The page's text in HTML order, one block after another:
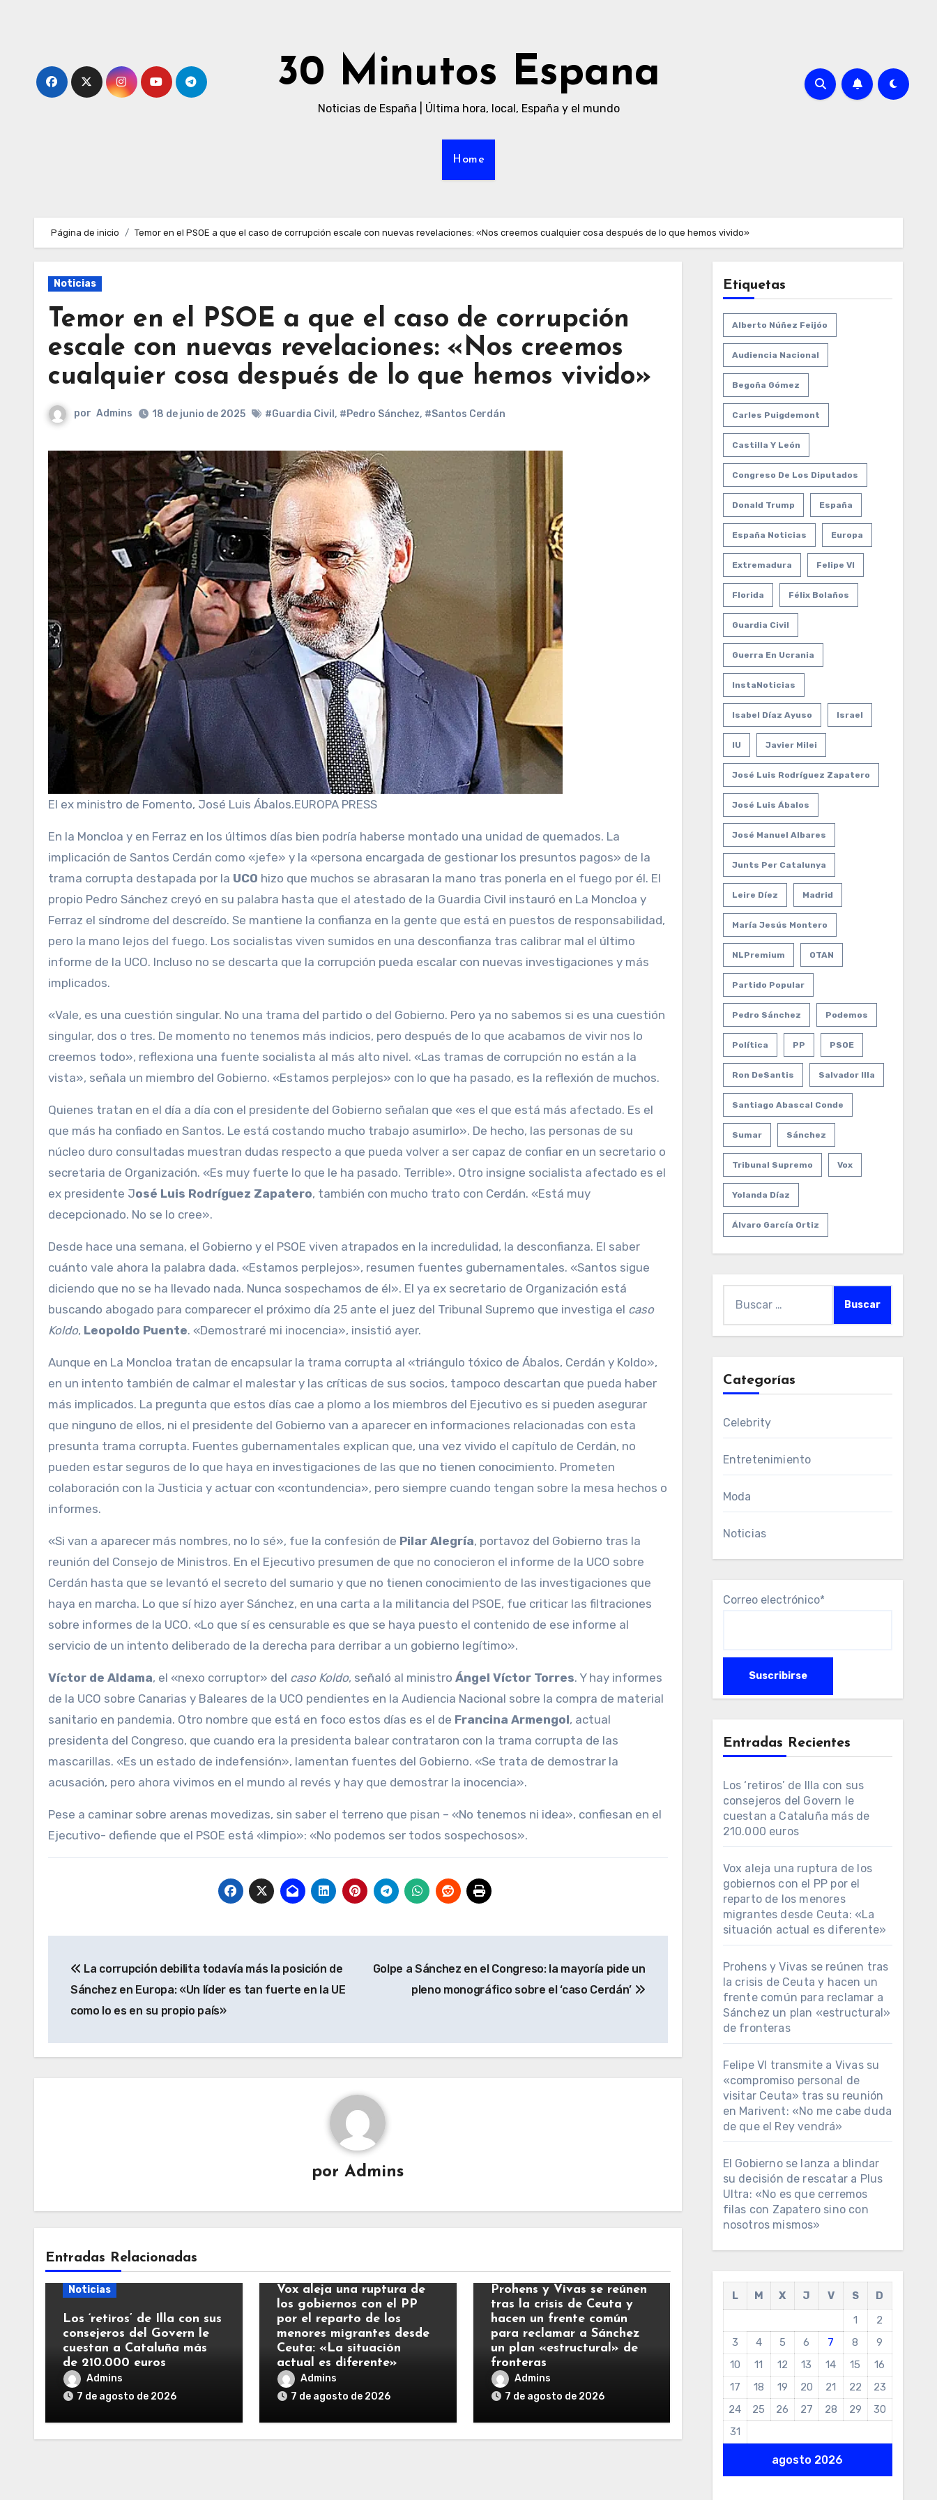
30 Minutos Espana
Noticias de España | Última hora, local, España y el mundo
Home
Página de inicio Temor en el PSOE a que el caso de corrupción escale con nuevas revelaciones: «Nos creemos cualquier cosa después de lo que hemos vivido»
Noticias
Temor en el PSOE a que el caso de corrupción
escale con nuevas revelaciones: «Nos creemos
cualquier cosa después de lo que hemos vivido»
por Admins 18 de junio de 2025 #Guardia Civil , #Pedro Sánchez, #Santos Cerdán
El ex ministro de Fomento, José Luis Ábalos.EUROPA PRESS
En la Moncloa y en Ferraz en los últimos días bien podría haberse montado una unidad de quemados. La
implicación de Santos Cerdán como «jefe» y la «persona encargada de gestionar los presuntos pagos» de la
trama corrupta destapada por la UCO hizo que muchos se abrasaran la mano tras ponerla en el fuego por él. El
propio Pedro Sánchez creyó en su palabra hasta que el atestado de la Guardia Civil instauró en La Moncloa y
Ferraz el síndrome del descreído. Se mantiene la confianza en la gente que está en puestos de responsabilidad,
pero la mano lejos del fuego. Los socialistas viven sumidos en una desconfianza tras calibrar mal el último
informe de la UCO. Incluso no se descarta que la corrupción pueda escalar con nuevas investigaciones y más
implicados.
«Vale, es una cuestión singular. No una trama del partido o del Gobierno. Pero ya no sabemos si es una cuestión
singular, dos o tres. De momento no tenemos más indicios, pero después de lo que acabamos de vivir nos lo
creemos todo», reflexiona una fuente socialista al más alto nivel. «Las tramas de corrupción no están a la
vista», señala un miembro del Gobierno. «Estamos perplejos» con lo que ha pasado, es la reflexión de muchos.
Quienes tratan en el día a día con el presidente del Gobierno señalan que «es el que está más afectado. Es el
que más ha confiado en Santos. Le está costando mucho trabajo asumirlo». De hecho, las personas de su
núcleo duro consultadas muestran dudas respecto a que pueda volver a ser capaz de confiar en un secretario o
secretaria de Organización. «Es muy fuerte lo que le ha pasado. Terrible». Otro insigne socialista afectado es el
ex presidente José Luis Rodríguez Zapatero, también con mucho trato con Cerdán. «Está muy
decepcionado. No se lo cree».
Desde hace una semana, el Gobierno y el PSOE viven atrapados en la incredulidad, la desconfianza. El saber
cuánto vale ahora la palabra dada. «Estamos perplejos», resumen fuentes gubernamentales. «Santos sigue
diciendo que no se ha llevado nada. Nunca sospechamos de él». El ya ex secretario de Organización está
buscando abogado para comparecer el próximo día 25 ante el juez del Tribunal Supremo que investiga el caso
Koldo, Leopoldo Puente. «Demostraré mi inocencia», insistió ayer.
Aunque en La Moncloa tratan de encapsular la trama corrupta al «triángulo tóxico de Ábalos, Cerdán y Koldo»,
en un intento también de calmar el malestar y las críticas de sus socios, tampoco descartan que pueda haber
más implicados. La pregunta que estos días cae a plomo a los miembros del Ejecutivo es si pueden asegurar
que ninguno de ellos, ni el presidente del Gobierno van a aparecer en informaciones relacionadas con esta
presunta trama corrupta. Fuentes gubernamentales explican que, una vez vivido el capítulo de Cerdán, no
pueden estar seguros de lo que haya en investigaciones de las que no tienen conocimiento. Prometen
colaboración con la Justicia y actuar con «contundencia», pero siempre cuando tengan sobre la mesa hechos o
informes.
«Si van a aparecer más nombres, no lo sé», fue la confesión de Pilar Alegría, portavoz del Gobierno tras la
reunión del Consejo de Ministros. En el Ejecutivo presumen de que no conocieron el informe de la UCO sobre
Cerdán hasta que se levantó el secreto del sumario y que no tienen conocimiento de las investigaciones que
haya en marcha. Lo que sí hizo ayer Sánchez, en una carta a la militancia del PSOE, fue criticar las filtraciones
sobre informes de la UCO. «Lo que sí es censurable es que se haya puesto el contenido de ese informe al
servicio de un intento deliberado de la derecha para derribar a un gobierno legítimo».
Víctor de Aldama, el «nexo corruptor» del caso Koldo, señaló al ministro Ángel Víctor Torres. Y hay informes
de la UCO sobre Canarias y Baleares de la UCO pendientes en la Audiencia Nacional sobre la compra de material
sanitario en pandemia. Otro nombre que está en foco estos días es el de Francina Armengol, actual
presidenta del Congreso, que cuando era la presidenta balear contrataron con la trama corrupta de las
mascarillas. «Es un estado de indefensión», lamentan fuentes del Gobierno. «Se trata de demostrar la
acusación, pero ahora vivimos en el mundo al revés y hay que demostrar la inocencia».
Pese a caminar sobre arenas movedizas, sin saber el terreno que pisan – «No tenemos ni idea», confiesan en el
Ejecutivo- defiende que el PSOE está «limpio»: «No podemos ser todos sospechosos».
de
entradas
La corrupción debilita todavía más la posición de
Sánchez en Europa: «Un líder es tan fuerte en la UE
como lo es en su propio país»
Golpe a Sánchez en el Congreso: la mayoría pide un
pleno monográfico sobre el ‘caso Cerdán’
porAdmins
Entradas Relacionadas
Noticias
Los ‘retiros’ de Illa con sus
consejeros del Govern le
cuestan a Cataluña más
de 210.000 euros
Admins
7 de agosto de 2026
Vox aleja una ruptura de
los gobiernos con el PP
por el reparto de los
menores migrantes desde
Ceuta: «La situación
actual es diferente»
Admins
7 de agosto de 2026
Prohens y Vivas se reúnen
tras la crisis de Ceuta y
hacen un frente común
para reclamar a Sánchez
un plan «estructural» de
fronteras
Admins
7 de agosto de 2026
Etiquetas
Alberto Núñez Feijóo
Audiencia Nacional
Begoña Gómez
Carles Puigdemont
Castilla Y León
Congreso De Los Diputados
Donald Trump España
España Noticias Europa
Extremadura Felipe VI
Florida Félix Bolaños
Guardia Civil
Guerra En Ucrania
InstaNoticias
Isabel Díaz Ayuso Israel
IU Javier Milei
José Luis Rodríguez Zapatero
José Luis Ábalos
José Manuel Albares
Junts Per Catalunya
Leire Díez Madrid
María Jesús Montero
NLPremium OTAN
Partido Popular
Pedro Sánchez Podemos
Política PP PSOE
Ron DeSantis Salvador Illa
Santiago Abascal Conde
Sumar Sánchez
Tribunal Supremo Vox
Yolanda Díaz
Álvaro García Ortiz
Categorías
Celebrity
Entretenimiento
Moda
Noticias
Correo electrónico*
Entradas Recientes
Los ‘retiros’ de Illa con sus
consejeros del Govern le
cuestan a Cataluña más de
210.000 euros
Vox aleja una ruptura de los
gobiernos con el PP por el
reparto de los menores
migrantes desde Ceuta: «La
situación actual es diferente»
Prohens y Vivas se reúnen tras
la crisis de Ceuta y hacen un
frente común para reclamar a
Sánchez un plan «estructural»
de fronteras
Felipe VI transmite a Vivas su
«compromiso personal de
visitar Ceuta» tras su reunión
en Marivent: «No me cabe duda
de que el Rey vendrá»
El Gobierno se lanza a blindar
su decisión de rescatar a Plus
Ultra: «No es que cerremos
filas con Zapatero sino con
nosotros mismos»
agosto 2026
L M X J V S
D
1
2
3
4 5 6 7 8
9
10
11 12 13 14 15
16
17
18 19 20 21 22
23
24
25 26 27 28 29
30
31